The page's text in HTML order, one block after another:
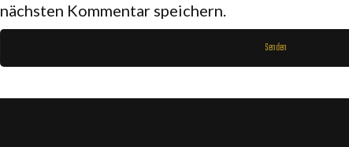
nächsten Kommentar speichern.